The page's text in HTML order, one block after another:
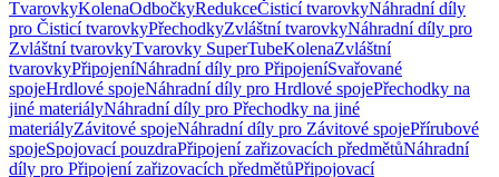
TvarovkyKolenaOdbočkyRedukceČisticí tvarovkyNáhradní díly
pro Čisticí tvarovkyPřechodkyZvláštní tvarovkyNáhradní díly pro
Zvláštní tvarovkyTvarovky SuperTubeKolenaZvláštní
tvarovkyPřipojeníNáhradní díly pro PřipojeníSvařované
spojeHrdlové spojeNáhradní díly pro Hrdlové spojePřechodky na
jiné materiályNáhradní díly pro Přechodky na jiné
materiályZávitové spojeNáhradní díly pro Závitové spojePřírubové
spojeSpojovací pouzdraPřipojení zařizovacích předmětůNáhradní
díly pro Připojení zařizovacích předmětůPřipojovací